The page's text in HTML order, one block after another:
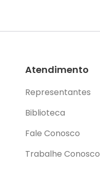
Atendimento
Representantes
Biblioteca
Fale Conosco
Trabalhe Conosco